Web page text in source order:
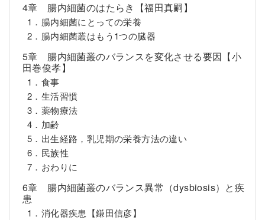
4章 腸内細菌のはたらき【福田真嗣】
1．腸内細菌にとっての栄養
2．腸内細菌叢はもう1つの臓器
5章 腸内細菌叢のバランスを変化させる要因【小
田巻俊孝】
1．食事
2．生活習慣
3．薬物療法
4．加齢
5．出生経路，乳児期の栄養方法の違い
6．民族性
7．おわりに
6章 腸内細菌叢のバランス異常（dysbiosis）と疾
患
1．消化器疾患【鎌田信彦】